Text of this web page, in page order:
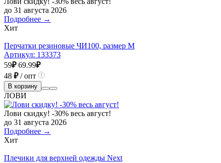
до 31 августа 2026
Подробнее →
Хит
Перчатки резиновые ЧИ100, размер M
Артикул: 133373
59₽ 69.99₽
48 ₽/ опт
В корзину
ЛОВИ
Лови скидку! -30% весь август!
до 31 августа 2026
Подробнее →
Хит
Плечики для верхней одежды Next